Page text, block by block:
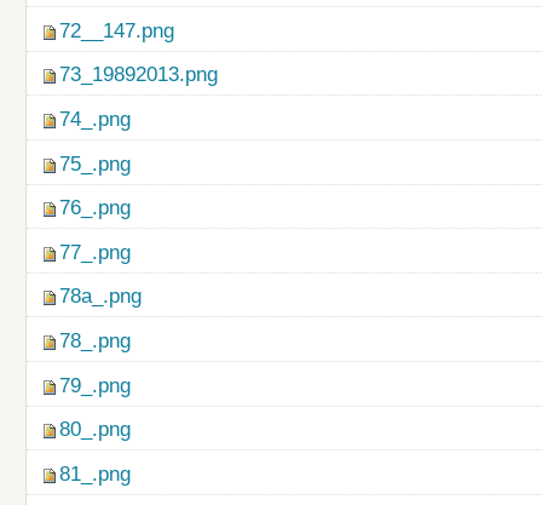
72__147.png
73_19892013.png
74_.png
75_.png
76_.png
77_.png
78a_.png
78_.png
79_.png
80_.png
81_.png